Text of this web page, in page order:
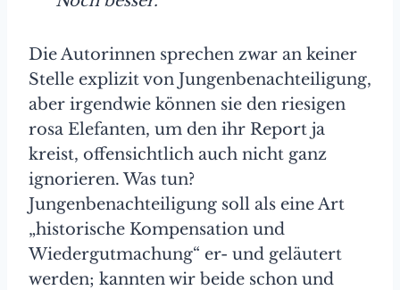
Die Autorinnen sprechen zwar an keiner
Stelle explizit von Jungenbenachteiligung,
aber irgendwie können sie den riesigen
rosa Elefanten, um den ihr Report ja
kreist, offensichtlich auch nicht ganz
ignorieren. Was tun?
Jungenbenachteiligung soll als eine Art
„historische Kompensation und
Wiedergutmachung“ er- und geläutert
werden; kannten wir beide schon und